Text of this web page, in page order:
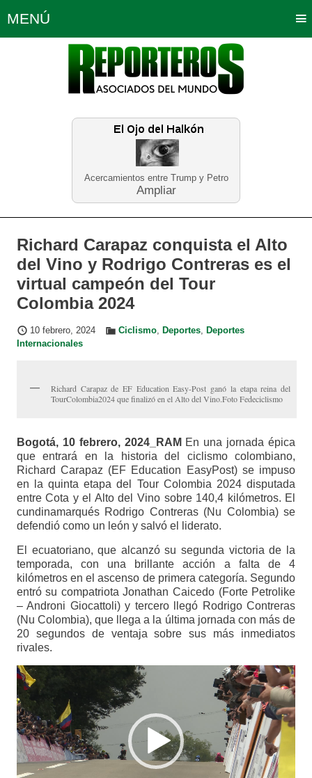
Acercamientos entre Trump y Petro
Ampliar
MENÚ
Política Opinión Bogotá
Planeta Tierra Deportes
Educación Neira
Richard Carapaz conquista el Alto
del Vino y Rodrigo Contreras es el
virtual campeón del Tour
Colombia 2024
10 febrero, 2024 Ciclismo, Deportes, Deportes
Internacionales
Richard Carapaz de EF Education Easy-Post ganó la etapa reina del
TourColombia2024 que finalizó en el Alto del Vino.Foto Fedeciclismo
Bogotá, 10 febrero, 2024_RAM En una jornada épica
que entrará en la historia del ciclismo colombiano,
Richard Carapaz (EF Education EasyPost) se impuso
en la quinta etapa del Tour Colombia 2024 disputada
entre Cota y el Alto del Vino sobre 140,4 kilómetros. El
cundinamarqués Rodrigo Contreras (Nu Colombia) se
defendió como un león y salvó el liderato.
El ecuatoriano, que alcanzó su segunda victoria de la
temporada, con una brillante acción a falta de 4
kilómetros en el ascenso de primera categoría. Segundo
entró su compatriota Jonathan Caicedo (Forte Petrolike
– Androni Giocattoli) y tercero llegó Rodrigo Contreras
(Nu Colombia), que llega a la última jornada con más de
20 segundos de ventaja sobre sus más inmediatos
rivales.
Reproductor
de
vídeo